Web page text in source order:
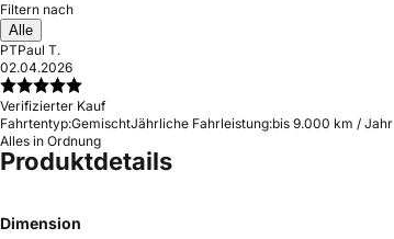
Filtern nach
Alle
PTPaul T.
02.04.2026
Verifizierter Kauf
Fahrtentyp:GemischtJährliche Fahrleistung:bis 9.000 km / Jahr
Alles in Ordnung
Produktdetails
Dimension